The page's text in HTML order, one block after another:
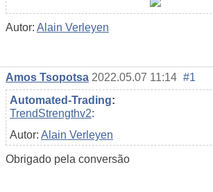
Autor: Alain Verleyen
Amos Tsopotsa 2022.05.07 11:14 #1
Automated-Trading:
TrendStrengthv2:
Autor: Alain Verleyen
Obrigado pela conversão